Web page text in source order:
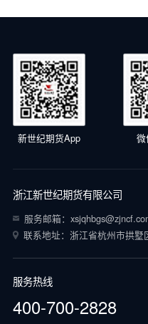
新世纪期货App 微
浙江新世纪期货有限公司
服务邮箱：
联系地址：浙江省杭州市拱墅
服务热线
400-700-2828